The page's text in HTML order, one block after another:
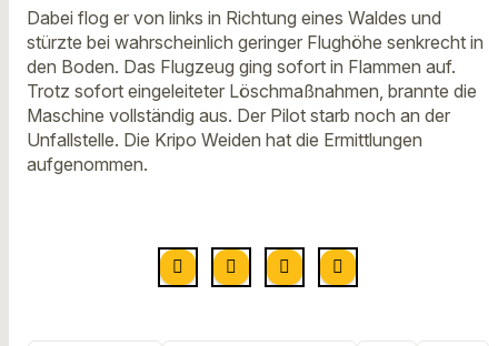
Dabei flog er von links in Richtung eines Waldes und
stürzte bei wahrscheinlich geringer Flughöhe senkrecht in
den Boden. Das Flugzeug ging sofort in Flammen auf.
Trotz sofort eingeleiteter Löschmaßnahmen, brannte die
Maschine vollständig aus. Der Pilot starb noch an der
Unfallstelle. Die Kripo Weiden hat die Ermittlungen
aufgenommen.